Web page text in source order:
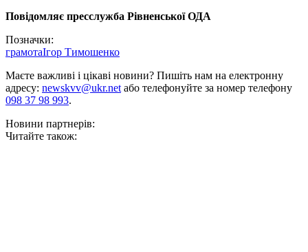
Повідомляє пресслужба Рівненської ОДА
Позначки:
грамотаІгор Тимошенко
Маєте важливі і цікаві новини? Пишіть нам на електронну
адресу: newskvv@ukr.netабо телефонуйте за номер телефону
098 37 98 993.
Новини партнерів:
Читайте також: